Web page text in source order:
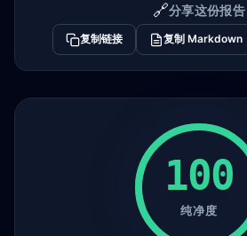
🔗分享这份报告
复制链接 复制 Markdown
100
纯净度